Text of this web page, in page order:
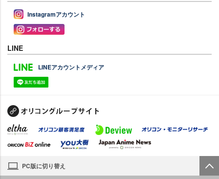
Instagramアカウント
LINE
LINEアカウントメディア
PC版に切り替え